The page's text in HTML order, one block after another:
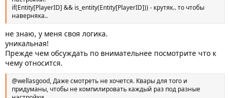
if(Entity[PlayerID] && is_entity(Entity[PlayerID])) - крутяк.. то чтобы
наверняка..
не знаю, у меня своя логика.
уникальная!
Прежде чем обсуждать по внимательнее посмотрите что к
чему относится.
@wellasgood, Даже смотреть не хочется. Квары для того и
придуманы, чтобы не компилировать каждый раз под разные